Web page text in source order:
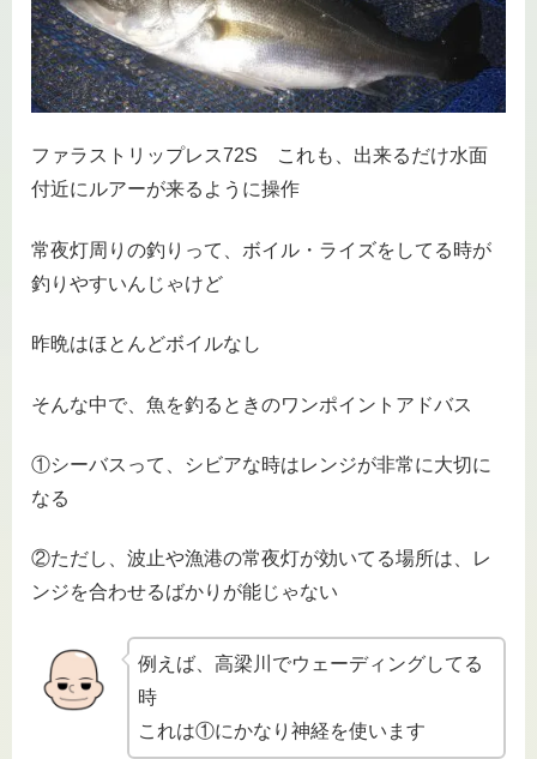
ファラストリップレス72S これも、出来るだけ水面
付近にルアーが来るように操作
常夜灯周りの釣りって、ボイル・ライズをしてる時が
釣りやすいんじゃけど
昨晩はほとんどボイルなし
そんな中で、魚を釣るときのワンポイントアドバス
①シーバスって、シビアな時はレンジが非常に大切に
なる
②ただし、波止や漁港の常夜灯が効いてる場所は、レ
ンジを合わせるばかりが能じゃない
例えば、高梁川でウェーディングしてる
時
これは①にかなり神経を使います